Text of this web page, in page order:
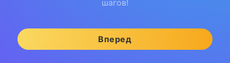
шагов!
Вперед